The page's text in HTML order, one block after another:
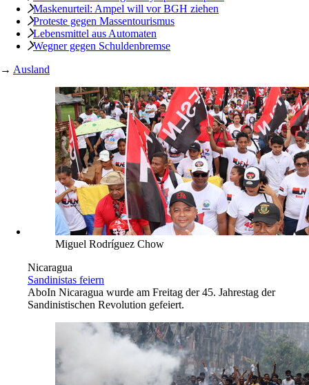
Maskenurteil: Ampel will vor BGH ziehen
Proteste gegen Massentourismus
Lebensmittel aus Automaten
Wegner gegen Schuldenbremse
→ Ausland
Miguel Rodríguez Chow
Nicaragua
Sandinistas feiern
AboIn Nicaragua wurde am Freitag der 45. Jahrestag der
Sandinistischen Revolution gefeiert.